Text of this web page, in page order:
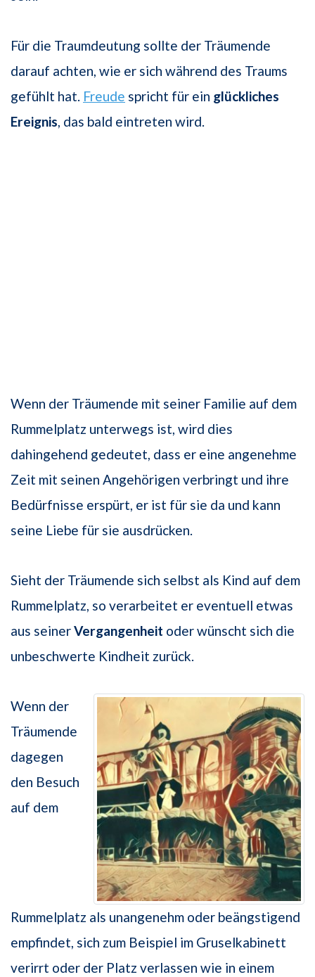
Für die Traumdeutung sollte der Träumende
darauf achten, wie er sich während des Traums
gefühlt hat. Freude spricht für ein glückliches
Ereignis, das bald eintreten wird.
Wenn der Träumende mit seiner Familie auf dem
Rummelplatz unterwegs ist, wird dies
dahingehend gedeutet, dass er eine angenehme
Zeit mit seinen Angehörigen verbringt und ihre
Bedürfnisse erspürt, er ist für sie da und kann
seine Liebe für sie ausdrücken.
Sieht der Träumende sich selbst als Kind auf dem
Rummelplatz, so verarbeitet er eventuell etwas
aus seinerVergangenheit oder wünscht sich die
unbeschwerte Kindheit zurück.
Wenn der
Träumende
dagegen
den Besuch
auf dem
Rummelplatz als unangenehm oder beängstigend
empfindet, sich zum Beispiel im Gruselkabinett
verirrt oder der Platz verlassen wie in einem